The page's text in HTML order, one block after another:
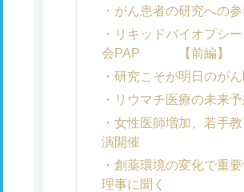
がん患者の研究への
リキッドバイオプシ
会PAP 【前編】
研究こそが明日のが
リウマチ医療の未来
女性医師増加、若手
演開催
創薬環境の変化で重
理事に聞く